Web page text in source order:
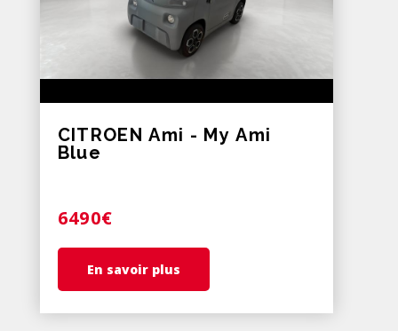
CITROEN Ami - My Ami
Blue
6490€
En savoir plus